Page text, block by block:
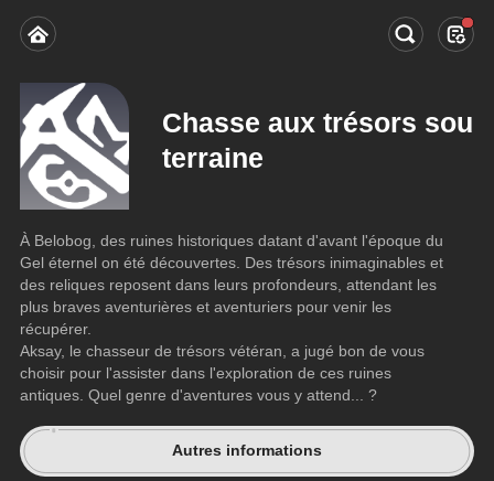
Chasse aux trésors sou
terraine
À Belobog, des ruines historiques datant d'avant l'époque du
Gel éternel on été découvertes. Des trésors inimaginables et
des reliques reposent dans leurs profondeurs, attendant les
plus braves aventurières et aventuriers pour venir les
récupérer.
Aksay, le chasseur de trésors vétéran, a jugé bon de vous
choisir pour l'assister dans l'exploration de ces ruines
antiques. Quel genre d'aventures vous y attend... ?
Autres informations